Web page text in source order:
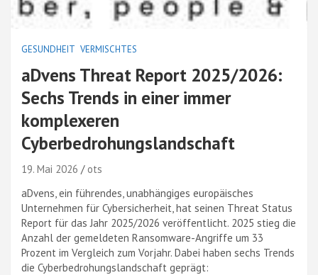
GESUNDHEIT VERMISCHTES
aDvens Threat Report 2025/2026:
Sechs Trends in einer immer
komplexeren
Cyberbedrohungslandschaft
19. Mai 2026
ots
aDvens, ein führendes, unabhängiges europäisches
Unternehmen für Cybersicherheit, hat seinen Threat Status
Report für das Jahr 2025/2026 veröffentlicht. 2025 stieg die
Anzahl der gemeldeten Ransomware-Angriffe um 33
Prozent im Vergleich zum Vorjahr. Dabei haben sechs Trends
die Cyberbedrohungslandschaft geprägt: